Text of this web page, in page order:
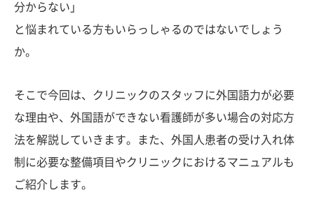
分からない」
と悩まれている方もいらっしゃるのではないでしょう
か。
そこで今回は、クリニックのスタッフに外国語力が必要
な理由や、外国語ができない看護師が多い場合の対応方
法を解説していきます。また、外国人患者の受け入れ体
制に必要な整備項目やクリニックにおけるマニュアルも
ご紹介します。